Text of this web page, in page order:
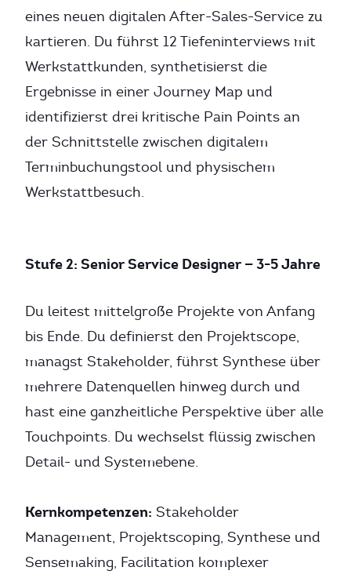
eines neuen digitalen After-Sales-Service zu
kartieren. Du führst 12 Tiefeninterviews mit
Werkstattkunden, synthetisierst die
Ergebnisse in einer Journey Map und
identifizierst drei kritische Pain Points an
der Schnittstelle zwischen digitalem
Terminbuchungstool und physischem
Werkstattbesuch.
Stufe 2: Senior Service Designer — 3-5 Jahre
Du leitest mittelgroße Projekte von Anfang
bis Ende. Du definierst den Projektscope,
managst Stakeholder, führst Synthese über
mehrere Datenquellen hinweg durch und
hast eine ganzheitliche Perspektive über alle
Touchpoints. Du wechselst flüssig zwischen
Detail- und Systemebene.
Kernkompetenzen: Stakeholder
Management, Projektscoping, Synthese und
Sensemaking, Facilitation komplexer